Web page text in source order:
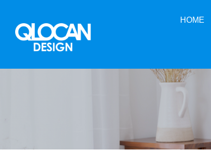
HOME